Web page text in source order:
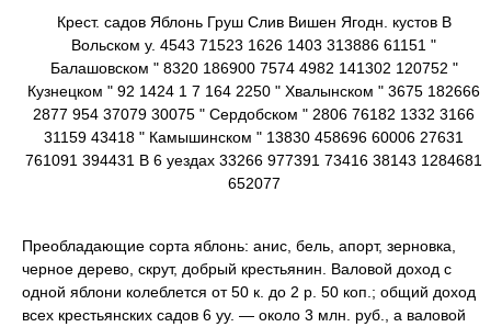
Крест. садов Яблонь Груш Слив Вишен Ягодн. кустов В
Вольском у. 4543 71523 1626 1403 313886 61151 "
Балашовском " 8320 186900 7574 4982 141302 120752 "
Кузнецком " 92 1424 1 7 164 2250 " Хвалынском " 3675 182666
2877 954 37079 30075 " Сердобском " 2806 76182 1332 3166
31159 43418 " Камышинском " 13830 458696 60006 27631
761091 394431 В 6 уездах 33266 977391 73416 38143 1284681
652077
Преобладающие сорта яблонь: анис, бель, апорт, зерновка,
черное дерево, скрут, добрый крестьянин. Валовой доход с
одной яблони колеблется от 50 к. до 2 р. 50 коп.; общий доход
всех крестьянских садов 6 уу. — около 3 млн. руб., а валовой